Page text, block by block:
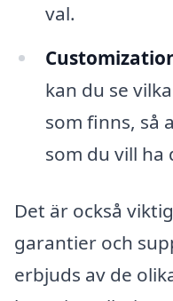
val.
kan du se
som finns, så
som du vill ha
Det är också
garantier och
erbjuds av de